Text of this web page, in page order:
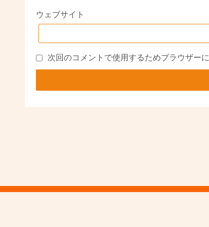
ウェブサイト
次回のコメントで使用するためブラウザー